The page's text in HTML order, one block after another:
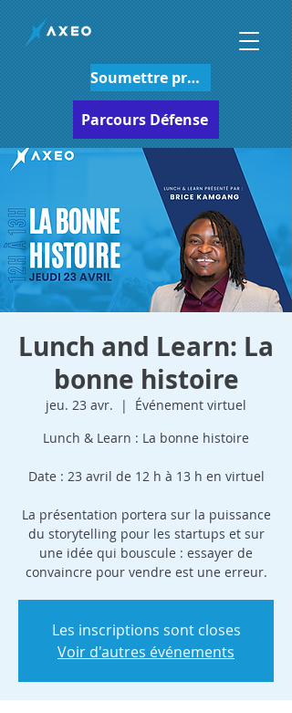
Soumettre projet
Parcours Défense
Lunch and Learn: La
bonne histoire
jeu. 23 avr.
  |
Événement virtuel
Lunch & Learn : La bonne histoire
Date : 23 avril de 12 h à 13 h en virtuel
La présentation portera sur la puissance
du storytelling pour les startups et sur
une idée qui bouscule : essayer de
convaincre pour vendre est une erreur.
Les inscriptions sont closes
Voir d'autres événements